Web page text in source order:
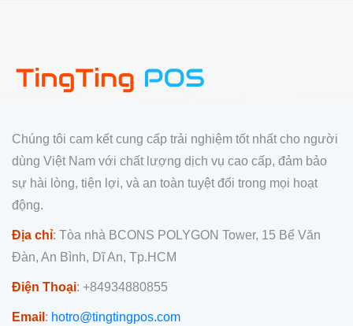
Chúng tôi cam kết cung cấp trải nghiệm tốt nhất cho người
dùng Việt Nam với chất lượng dịch vụ cao cấp, đảm bảo
sự hài lòng, tiện lợi, và an toàn tuyệt đối trong mọi hoạt
động.
Địa chỉ: Tòa nhà BCONS POLYGON Tower, 15 Bế Văn
Đàn, An Bình, Dĩ An, Tp.HCM
Điện Thoại: +84934880855
Email : hotro@tingtingpos.com